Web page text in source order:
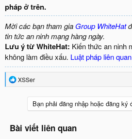
pháp ở trên.
Mời các bạn tham gia Group WhiteHat
tin tức an ninh mạng hàng ngày.
Lưu ý từ WhiteHat: Kiến thức an ninh
không làm điều xấu. Luật pháp liên quan
R
e
o
n
XSSer
Bạn phải đăng nhập hoặc đăng ký
Bài viết liên quan